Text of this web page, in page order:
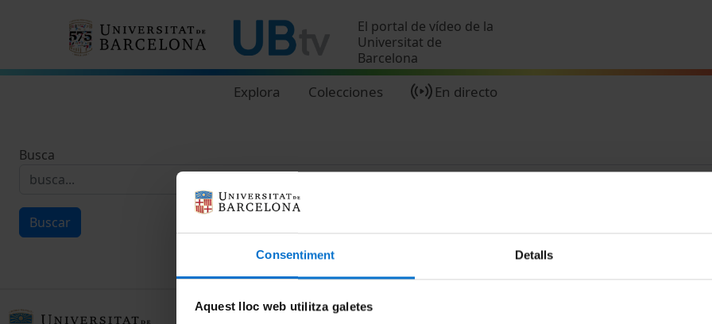
Consentiment Detalls
Aquest lloc web utilitza galetes
El portal de vídeo de la
Universitat de
Barcelona
Explora Colecciones En directo
Busca
Buscar